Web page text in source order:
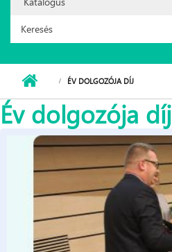
Option:
Keresés űrlap
ÉV DOLGOZÓJA DÍJ
Év dolgozója díj